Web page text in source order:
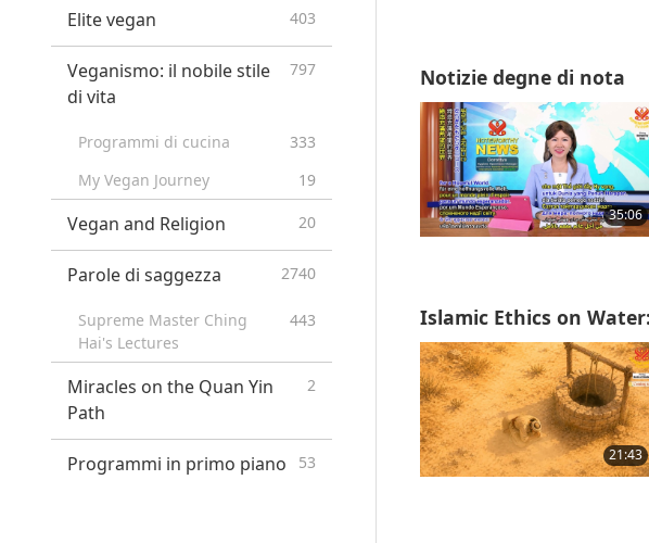
Elite vegan 403
Veganismo: il nobile stile
di vita
797
Programmi di cucina
333
My Vegan Journey
19
Vegan and Religion 20
Parole di saggezza 2740
Supreme Master Ching
Hai's Lectures
443
Miracles on the Quan Yin
Path
2
Programmi in primo piano 53
Notizie degne di nota
35:06
Islamic Ethics on
21:43